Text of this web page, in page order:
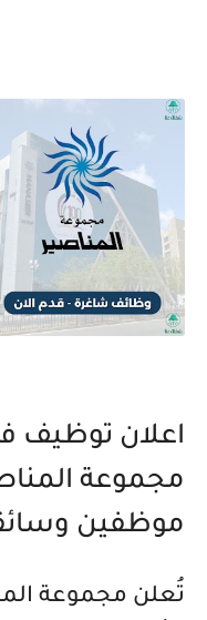
اعلان توظيف
مجموعة
موظفين
تُعلن مجموعة